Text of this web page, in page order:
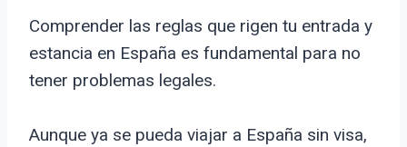
Comprender las reglas que rigen tu entrada y
estancia en España es fundamental para no
tener problemas legales.
Aunque ya se pueda viajar a España sin visa,